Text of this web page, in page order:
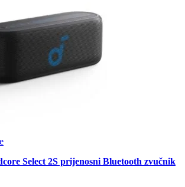
Select 2S prijenosni Bluetooth zvučnik